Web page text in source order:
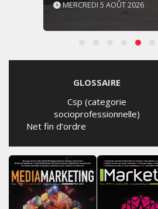
MERCREDI 5 AOÛT 2026
GLOSSAIRE
Csp (categorie
socioprofessionnelle)
Net fin d’ordre